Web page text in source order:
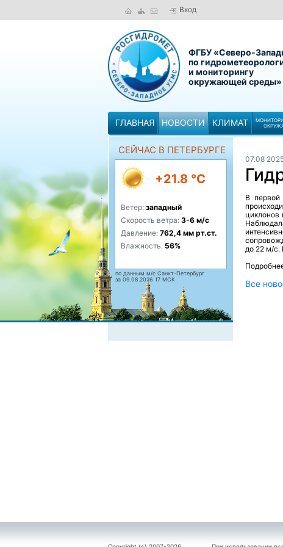
Вход
ФГБУ «Северо-
по
и мониторингу
окружающей среды»
ГЛАВНАЯ НОВОСТИ КЛИМАТ
СЕЙЧАС В ПЕТЕРБУРГЕ
+21.8 °C
Ветер: западный
Скорость ветра: 3-6 м/с
Давление: 762,4 мм рт.ст.
Влажность: 56%
по данным м/с Санкт-Петербург
за 09.08.2026 17 МСК
07.08
В первой
циклонов
до 22 м/с.
Все